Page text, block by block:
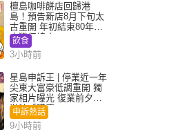
檀島咖啡餅店回歸港
島！預告新店8月下旬太
古重開 年初結束80年歷
史灣仔總店
飲食
3小時前
星島申訴王 | 停業近一年
尖東大富豪低調重開 獨
家相片曝光 復業前夕被
淋油「贈慶」
申訴熱話
9小時前